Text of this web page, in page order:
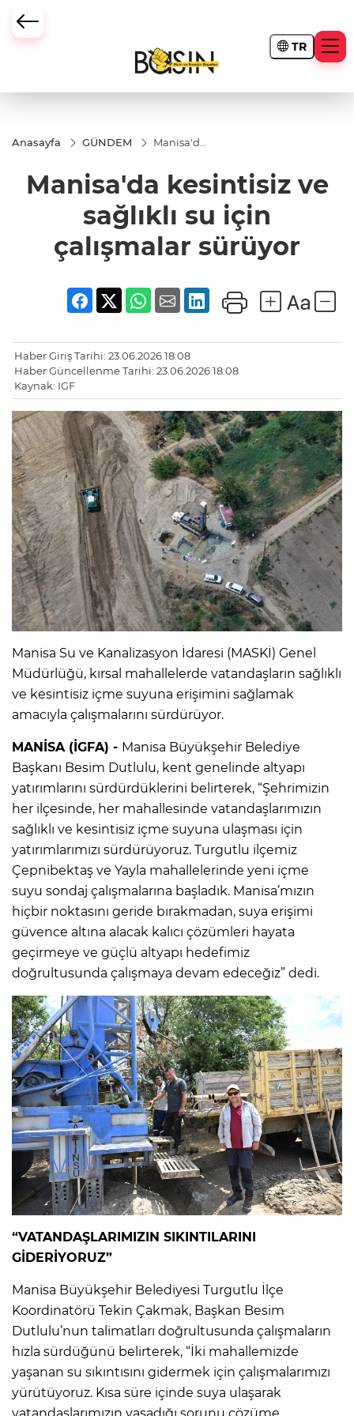
TR
Anasayfa GÜNDEM
Manisa'da
su için
çalışmalar
sürüyor
Manisa'da kesintisiz ve
sağlıklı su için
çalışmalar sürüyor
Haber Giriş Tarihi: 23.06.2026 18:08
Haber Güncellenme Tarihi: 23.06.2026 18:08
Kaynak: IGF
Manisa Su ve Kanalizasyon İdaresi (MASKİ) Genel
Müdürlüğü, kırsal mahallelerde vatandaşların sağlıklı
ve kesintisiz içme suyuna erişimini sağlamak
amacıyla çalışmalarını sürdürüyor.
MANİSA (İGFA) - Manisa Büyükşehir Belediye
Başkanı Besim Dutlulu, kent genelinde altyapı
yatırımlarını sürdürdüklerini belirterek, “Şehrimizin
her ilçesinde, her mahallesinde vatandaşlarımızın
sağlıklı ve kesintisiz içme suyuna ulaşması için
yatırımlarımızı sürdürüyoruz. Turgutlu ilçemiz
Çepnibektaş ve Yayla mahallelerinde yeni içme
suyu sondaj çalışmalarına başladık. Manisa’mızın
hiçbir noktasını geride bırakmadan, suya erişimi
güvence altına alacak kalıcı çözümleri hayata
geçirmeye ve güçlü altyapı hedefimiz
doğrultusunda çalışmaya devam edeceğiz” dedi.
“VATANDAŞLARIMIZIN SIKINTILARINI
GİDERİYORUZ”
Manisa Büyükşehir Belediyesi Turgutlu İlçe
Koordinatörü Tekin Çakmak, Başkan Besim
Dutlulu’nun talimatları doğrultusunda çalışmaların
hızla sürdüğünü belirterek, “İki mahallemizde
yaşanan su sıkıntısını gidermek için çalışmalarımızı
yürütüyoruz. Kısa süre içinde suya ulaşarak